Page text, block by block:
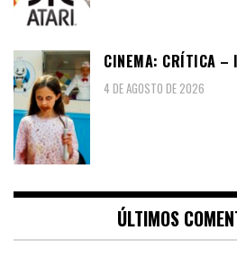
CINEMA: CRÍTICA –
4 DE AGOSTO DE 2026
ÚLTIMOS